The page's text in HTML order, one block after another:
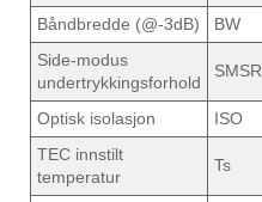
Båndbredde (@-3dB)
BW
Side-modus
undertrykkingsforhold
SMSR
Optisk isolasjon ISO
TEC innstilt
temperatur
Ts